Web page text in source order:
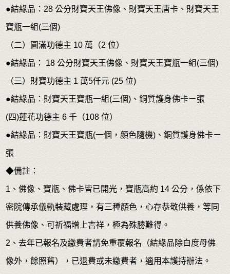
●結緣品：28 公分財寶天王佛像、財寶天王唐卡、財寶天王
寶瓶一組(三個)
（二）圓滿功德主 10 萬（2 位）
●結緣品： 18 公分財寶天王佛像、財寶天王寶瓶一組(三個)
（三）財寶功德主 1 萬5仟元 (25 位)
●結緣品：財寶天王寶瓶一組(三個)、銅質護身佛卡ㄧ張
(四)蓮花功德主 6 千（108 位）
●結緣品：財寶天王寶瓶(一個，顏色隨機)、銅質護身佛卡ㄧ
張
◆備註：
1、佛像、寶瓶、佛卡皆已開光，寶瓶高約 14 公分，係依下
密院傳承儀軌裝藏處理，有三種顏色，心存恭敬供養，等同
供養佛像、可祈福增上吉祥，極為殊勝難得。
2、去年已報名及繳費者請免重覆報名（結緣品除白度母佛
像外，餘照舊），已退費或未繳費者，適用本護持辦法。